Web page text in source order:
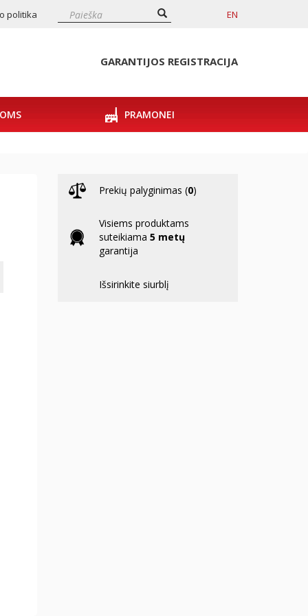
politika EN
GARANTIJOS REGISTRACIJA
PRAMONEI
Prekių palyginimas (0)
Visiems produktams
suteikiama 5 metų
garantija
Išsirinkite siurblį